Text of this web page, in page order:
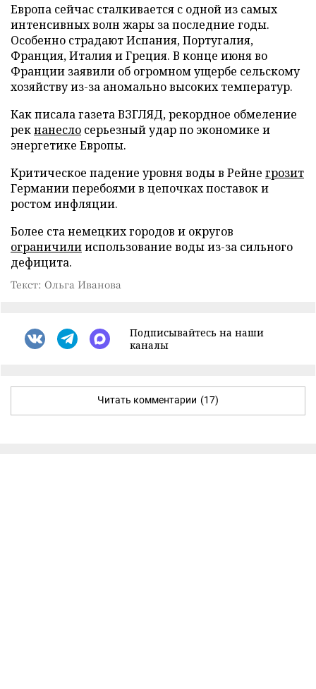
Европа сейчас сталкивается с одной из самых
интенсивных волн жары за последние годы.
Особенно страдают Испания, Португалия,
Франция, Италия и Греция. В конце июня во
Франции заявили об огромном ущербе сельскому
хозяйству из-за аномально высоких температур.
Как писала газета ВЗГЛЯД, рекордное обмеление
рекнанесло серьезный удар по экономике и
энергетике Европы.
Критическое падение уровня воды в Рейне грозит
Германии перебоями в цепочках поставок и
ростом инфляции.
Более ста немецких городов и округов
ограничилииспользование воды из-за сильного
дефицита.
Текст: Ольга Иванова
Подписывайтесь на наши
каналы
Читать комментарии (17)